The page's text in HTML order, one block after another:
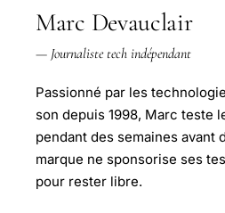
Marc Devauclair
— Journaliste tech indépendant
Passionné par les
son depuis 1998, Marc teste
pendant des semaines avant
marque ne sponsorise ses
pour rester libre.